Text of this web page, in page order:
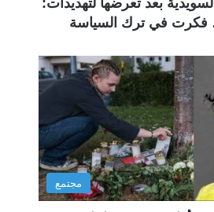
بعد تعرضها لتهديدات:
فكرت في ترك السياسة
مجتمع